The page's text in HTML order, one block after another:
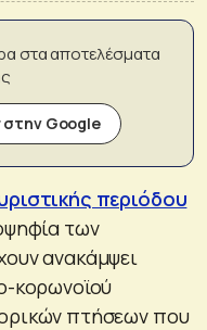
στα αποτελέσματα
Google
περιόδου
των
ανακάμψει
κορωνοϊού
πτήσεων που